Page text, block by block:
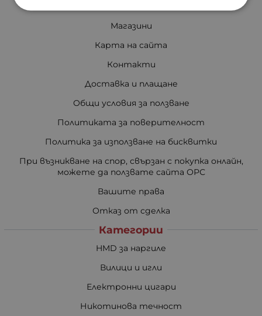
Магазини
Карта на сайта
Контакти
Доставка и плащане
Общи условия за ползване
Политиката за поверителност
Политика за използване на бисквитки
При възникване на спор, свързан с покупка онлайн,
можете да ползвате сайта ОРС
Вашите права
Отказ от сделка
Категории
HMD за наргиле
Вилици и игли
Електронни цигари
Никотинова течност